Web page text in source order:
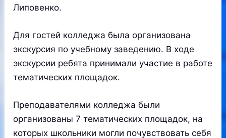
Липовенко.
Для гостей колледжа была организована
экскурсия по учебному заведению. В ходе
экскурсии ребята принимали участие в работе
тематических площадок.
Преподавателями колледжа были
организованы 7 тематических площадок, на
которых школьники могли почувствовать себя